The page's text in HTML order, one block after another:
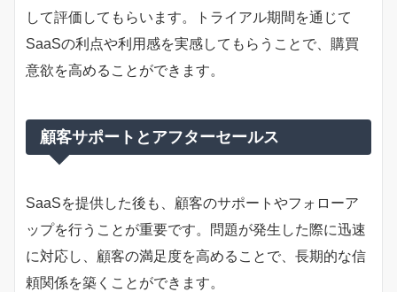
して評価してもらいます。トライアル期間を通じて
SaaSの利点や利用感を実感してもらうことで、購買
意欲を高めることができます。
顧客サポートとアフターセールス
SaaSを提供した後も、顧客のサポートやフォローア
ップを行うことが重要です。問題が発生した際に迅速
に対応し、顧客の満足度を高めることで、長期的な信
頼関係を築くことができます。